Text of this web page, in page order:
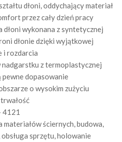
dłoni, oddychający materiał
przez cały dzień pracy
dłoni wykonana z syntetycznej
dłonie dzięki wyjątkowej
i rozdarcia
nadgarstku z termoplastycznej
pewne dopasowanie
o wysokim zużyciu
4121
ściernych, budowa,
sprzętu, holowanie